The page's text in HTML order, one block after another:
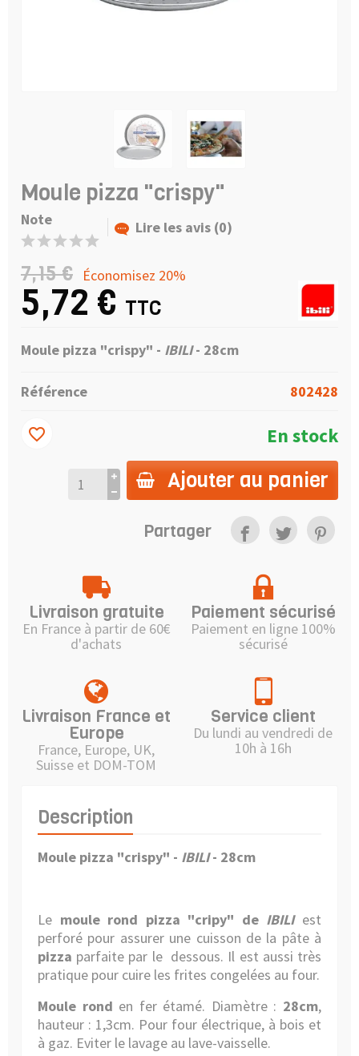
Moule pizza "crispy"
Note Lire les avis (0)
7,15 € Économisez 20%
5,72 € TTC
Moule pizza "crispy" - IBILI- 28cm
Référence 802428
En stock
Ajouter au panier
favorite_border
Partager
Livraison gratuite
En France à partir de 60€
d'achats
Paiement sécurisé
Paiement en ligne 100%
sécurisé
Livraison France et
Europe
France, Europe, UK,
Suisse et DOM-TOM
Service client
Du lundi au vendredi de
10h à 16h
Description
Moule pizza "crispy" - IBILI- 28cm
Le moule rond pizza "cripy" de IBILIest
perforé pour assurer une cuisson de la pâte à
pizza parfaite par le dessous. Il est aussi très
pratique pour cuire les frites congelées au four.
Moule rond en fer étamé. Diamètre : 28cm,
hauteur : 1,3cm. Pour four électrique, à bois et
à gaz. Eviter le lavage au lave-vaisselle.